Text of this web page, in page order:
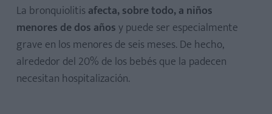
La bronquiolitis afecta, sobre todo, a niños
menores de dos añosy puede ser especialmente
grave en los menores de seis meses. De hecho,
alrededor del 20% de los bebés que la padecen
necesitan hospitalización.